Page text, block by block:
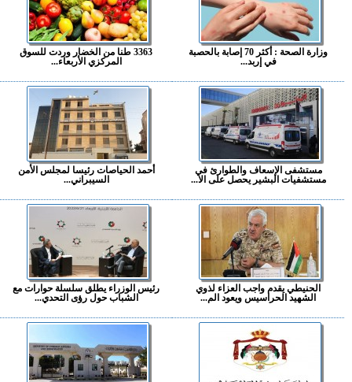
وزارة الصحة : أكثر 70 إصابة بالحصبة
في إربد...
3363 طنا من الخضار وردت للسوق
المركزي الأربعاء...
مستشفى الإسعاف والطوارئ في
مستشفيات البشير يحصل على الا...
أحمد الحياصات رئيسا لمجلس الأمن
السيبراني...
الحنيطي يقدم واجب العزاء لذوي
الشهيد الحراسيس ويعود الم...
رئيس الوزراء يطلق سلسلة حوارات مع
الشباب حول رؤى التحدي...